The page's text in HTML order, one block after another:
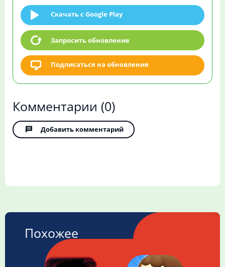
Скачать c Google Play
Запросить обновление
Подписаться на обновления
Комментарии (0)
Добавить комментарий
Похожее